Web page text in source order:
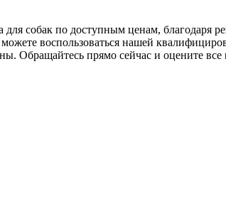
собак по доступным ценам, благодаря
воспользоваться нашей
Обращайтесь прямо сейчас и оцените все